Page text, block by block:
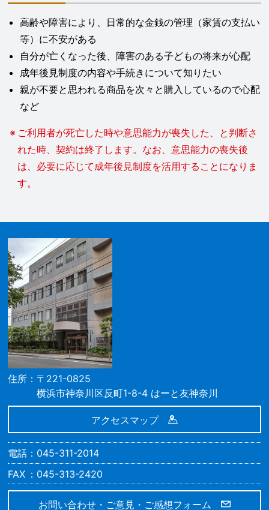
高齢や障害により、日常的な金銭の管理（家賃の支払い
等）に不安がある
自分が亡くなった後、障害のある子どもの将来が心配
成年後見制度の内容や手続きについて知りたい
親が不要と思われる商品を次々と購入しているので心配
など
ご利用者が死亡した時や意思能力が喪失した、と判断さ
れた時、契約は終了します。なお、意思能力の喪失後
は、必要に応じて成年後見制度を活用することになりま
す。
住所
〒221-0825
横浜市神奈川区反町1-8-4 はーと友神奈川
アクセスマップ
電話
045-311-2014
FAX
045-313-2420
お問い合わせ・ご意見・ご感想フォーム